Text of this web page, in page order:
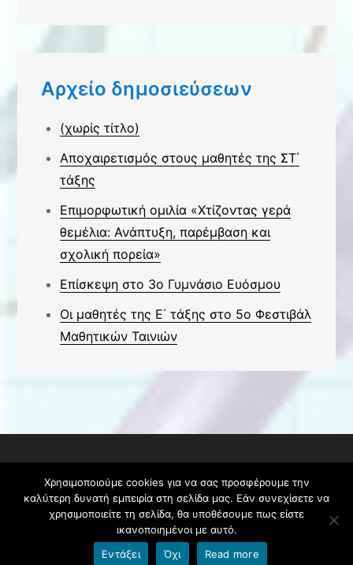
Αρχείο δημοσιεύσεων
(χωρίς τίτλο)
Αποχαιρετισμός στους μαθητές της ΣΤ΄
τάξης
Επιμορφωτική ομιλία «Χτίζοντας γερά
θεμέλια: Ανάπτυξη, παρέμβαση και
σχολική πορεία»
Επίσκεψη στο 3ο Γυμνάσιο Ευόσμου
Οι μαθητές της Ε΄ τάξης στο 5ο Φεστιβάλ
Μαθητικών Ταινιών
των δικαιωμάτων. Θέμα Galaxy Preschool από
Creativ Themes
Χρησιμοποιούμε cookies για να σας προσφέρουμε την
καλύτερη δυνατή εμπειρία στη σελίδα μας. Εάν συνεχίσετε να
χρησιμοποιείτε τη σελίδα, θα υποθέσουμε πως είστε
ικανοποιημένοι με αυτό.
Εντάξει
Όχι Read more